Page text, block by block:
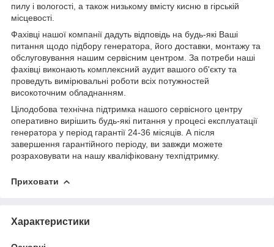
пилу і вологості, а також низькому вмісту кисню в гірській
місцевості.
Фахівці нашої компанії дадуть відповідь на будь-які Ваші
питання щодо підбору генератора, його доставки, монтажу та
обслуговування нашим сервісним центром. За потреби наші
фахівці виконають комплексний аудит вашого об'єкту та
проведуть вимірювальні роботи всіх потужностей
високоточним обладнанням.
Цілодобова технічна підтримка нашого сервісного центру
оперативно вирішить будь-які питання у процесі експлуатації
генератора у період гарантії 24-36 місяців. А після
завершення гарантійного періоду, ви завжди можете
розраховувати на нашу кваліфіковану техпідтримку.
Приховати
Характеристики